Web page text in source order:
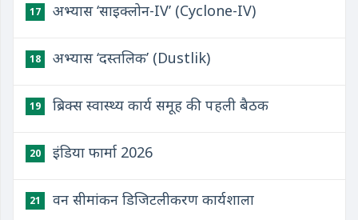
17 अभ्यास ‘साइक्लोन-IV’ (Cyclone-IV)
18 अभ्यास ‘दस्तलिक’ (Dustlik)
19 ब्रिक्स स्वास्थ्य कार्य समूह की पहली बैठक
20 इंडिया फार्मा 2026
21 वन सीमांकन डिजिटलीकरण कार्यशाला